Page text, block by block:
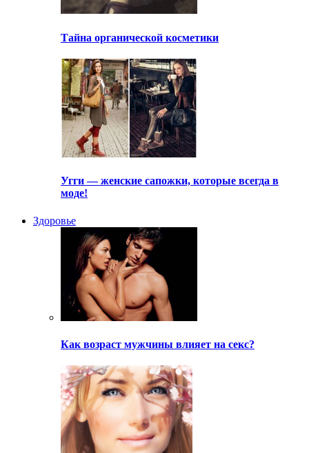
Тайна органической косметики
Угги — женские сапожки, которые всегда в
моде!
Здоровье
Как возраст мужчины влияет на секс?